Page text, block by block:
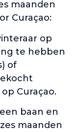
maanden
Curaçao:
op
te hebben
of
Curaçao.
baan en
maanden